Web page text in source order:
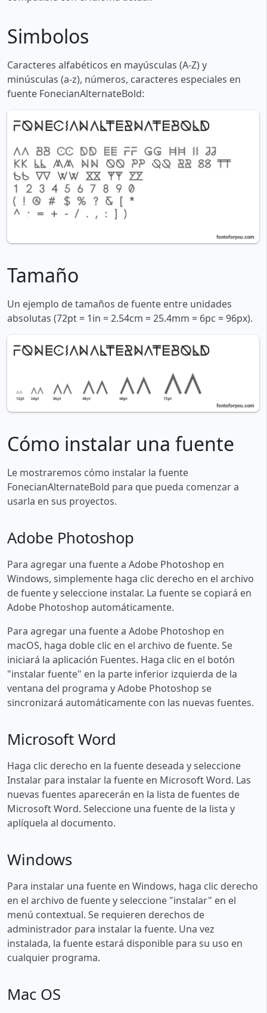
Simbolos
Caracteres alfabéticos en mayúsculas (A-Z) y
minúsculas (a-z), números, caracteres especiales en
fuente FonecianAlternateBold:
Tamaño
Un ejemplo de tamaños de fuente entre unidades
absolutas (72pt = 1in = 2.54cm = 25.4mm = 6pc = 96px).
Cómo instalar una fuente
Le mostraremos cómo instalar la fuente
FonecianAlternateBold para que pueda comenzar a
usarla en sus proyectos.
Adobe Photoshop
Para agregar una fuente a Adobe Photoshop en
Windows, simplemente haga clic derecho en el archivo
de fuente y seleccione instalar. La fuente se copiará en
Adobe Photoshop automáticamente.
Para agregar una fuente a Adobe Photoshop en
macOS, haga doble clic en el archivo de fuente. Se
iniciará la aplicación Fuentes. Haga clic en el botón
"instalar fuente" en la parte inferior izquierda de la
ventana del programa y Adobe Photoshop se
sincronizará automáticamente con las nuevas fuentes.
Microsoft Word
Haga clic derecho en la fuente deseada y seleccione
Instalar para instalar la fuente en Microsoft Word. Las
nuevas fuentes aparecerán en la lista de fuentes de
Microsoft Word. Seleccione una fuente de la lista y
aplíquela al documento.
Windows
Para instalar una fuente en Windows, haga clic derecho
en el archivo de fuente y seleccione "instalar" en el
menú contextual. Se requieren derechos de
administrador para instalar la fuente. Una vez
instalada, la fuente estará disponible para su uso en
cualquier programa.
Mac OS